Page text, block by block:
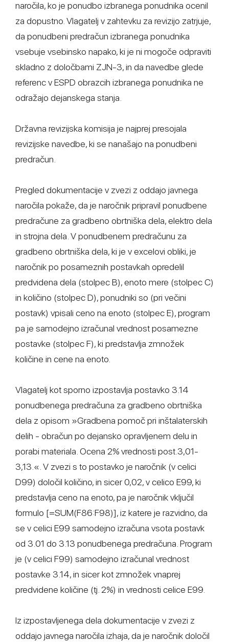
naročila, ko je ponudbo izbranega ponudnika ocenil
za dopustno. Vlagatelj v zahtevku za revizijo zatrjuje,
da ponudbeni predračun izbranega ponudnika
vsebuje vsebinsko napako, ki je ni mogoče odpraviti
skladno z določbami ZJN-3, in da navedbe glede
referenc v ESPD obrazcih izbranega ponudnika ne
odražajo dejanskega stanja.
Državna revizijska komisija je najprej presojala
revizijske navedbe, ki se nanašajo na ponudbeni
predračun.
Pregled dokumentacije v zvezi z oddajo javnega
naročila pokaže, da je naročnik pripravil ponudbene
predračune za gradbeno obrtniška dela, elektro dela
in strojna dela. V ponudbenem predračunu za
gradbeno obrtniška dela, ki je v excelovi obliki, je
naročnik po posameznih postavkah opredelil
predvidena dela (stolpec B), enoto mere (stolpec C)
in količino (stolpec D), ponudniki so (pri večini
postavk) vpisali ceno na enoto (stolpec E), program
pa je samodejno izračunal vrednost posamezne
postavke (stolpec F), ki predstavlja zmnožek
količine in cene na enoto.
Vlagatelj kot sporno izpostavlja postavko 3.14
ponudbenega predračuna za gradbeno obrtniška
dela z opisom »Gradbena pomoč pri inštalaterskih
delih - obračun po dejansko opravljenem delu in
porabi materiala. Ocena 2% vrednosti post.3,01-
3,13.«. V zvezi s to postavko je naročnik (v celici
D99) določil količino, in sicer 0,02, v celico E99, ki
predstavlja ceno na enoto, pa je naročnik vključil
formulo [=SUM(F86:F98)], iz katere je razvidno, da
se v celici E99 samodejno izračuna vsota postavk
od 3.01 do 3.13 ponudbenega predračuna. Program
je (v celici F99) samodejno izračunal vrednost
postavke 3.14, in sicer kot zmnožek vnaprej
predvidene količine (tj. 2%) in vrednosti celice E99.
Iz izpostavljenega dela dokumentacije v zvezi z
oddajo javnega naročila izhaja, da je naročnik določil